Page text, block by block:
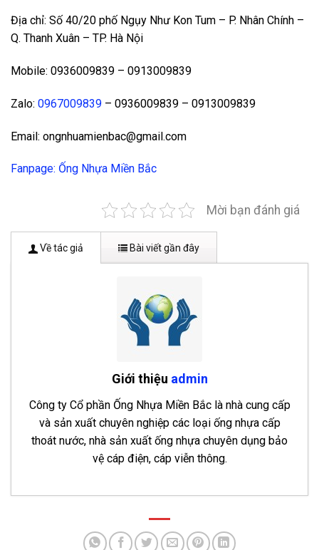
Địa chỉ: Số 40/20 phố Ngụy Như Kon Tum – P. Nhân Chính –
Q. Thanh Xuân – TP. Hà Nội
Mobile: 0936009839 – 0913009839
Zalo: 0967009839 – 0936009839 – 0913009839
Email: ongnhuamienbac@gmail.com
Fanpage: Ống Nhựa Miền Bắc
Mời bạn đánh giá
Về tác giả Bài viết gần đây
Giới thiệu admin
Công ty Cổ phần Ống Nhựa Miền Bắc là nhà cung cấp
và sản xuất chuyên nghiệp các loại ống nhựa cấp
thoát nước, nhà sản xuất ống nhựa chuyên dụng bảo
vệ cáp điện, cáp viễn thông.
Bảng báo giá ống nhựa HDPE Hoa Sen 2026
Tháng 7, 2026